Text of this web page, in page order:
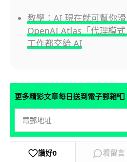
教學：AI 現在就可幫你
OpenAI Atlas「代理模
工作都交給 AI
更多精彩文章每日送到電子郵箱📮
讚好0 看留言